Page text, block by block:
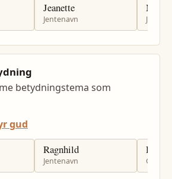
Jeanette
Jentenavn
betydningstema som
gud
Ragnhild
Jentenavn
Ronny